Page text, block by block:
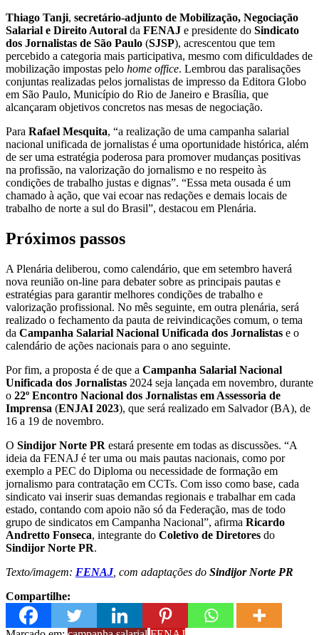
Thiago Tanji, secretário-adjunto de Mobilização, Negociação
Salarial e Direito Autoral da FENAJ e presidente do Sindicato
dos Jornalistas de São Paulo (SJSP), acrescentou que tem
percebido a categoria mais participativa, mesmo com dificuldades de
mobilização impostas pelo home office. Lembrou das paralisações
conjuntas realizadas pelos jornalistas de impresso da Editora Globo
em São Paulo, Município do Rio de Janeiro e Brasília, que
alcançaram objetivos concretos nas mesas de negociação.
Para Rafael Mesquita, “a realização de uma campanha salarial
nacional unificada de jornalistas é uma oportunidade histórica, além
de ser uma estratégia poderosa para promover mudanças positivas
na profissão, na valorização do jornalismo e no respeito às
condições de trabalho justas e dignas”. “Essa meta ousada é um
chamado à ação, que vai ecoar nas redações e demais locais de
trabalho de norte a sul do Brasil”, destacou em Plenária.
Próximos passos
A Plenária deliberou, como calendário, que em setembro haverá
nova reunião on-line para debater sobre as principais pautas e
estratégias para garantir melhores condições de trabalho e
valorização profissional. No mês seguinte, em outra plenária, será
realizado o fechamento da pauta de reivindicações comum, o tema
da Campanha Salarial Nacional Unificada dos Jornalistas e o
calendário de ações nacionais para o ano seguinte.
Por fim, a proposta é de que a Campanha Salarial Nacional
Unificada dos Jornalistas 2024 seja lançada em novembro, durante
o 22º Encontro Nacional dos Jornalistas em Assessoria de
Imprensa (ENJAI 2023), que será realizado em Salvador (BA), de
16 a 19 de novembro.
O Sindijor Norte PR estará presente em todas as discussões. “A
ideia da FENAJ é ter uma ou mais pautas nacionais, como por
exemplo a PEC do Diploma ou necessidade de formação em
jornalismo para contratação em CCTs. Com isso como base, cada
sindicato vai inserir suas demandas regionais e trabalhar em cada
estado, contando com apoio não só da Federação, mas de todo
grupo de sindicatos em Campanha Nacional”, afirma Ricardo
Andretto Fonseca, integrante do Coletivo de Diretores do
Sindijor Norte PR.
Texto/imagem: FENAJ, com adaptações do Sindijor Norte PR
Compartilhe: